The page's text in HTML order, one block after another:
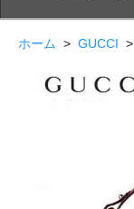
ホーム > GUCCI >